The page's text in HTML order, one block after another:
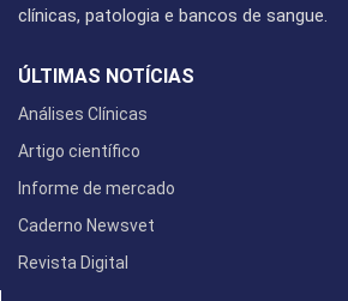
clínicas, patologia e bancos de sangue.
ÚLTIMAS NOTÍCIAS
Análises Clínicas
Artigo científico
Informe de mercado
Caderno Newsvet
Revista Digital